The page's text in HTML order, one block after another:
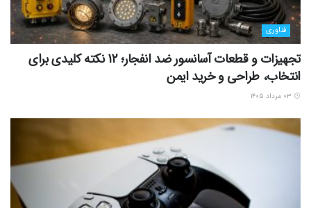
فناوری
تجهیزات و قطعات آسانسور ضد انفجار؛ 12 نکته کلیدی برای
انتخاب، طراحی و خرید ایمن